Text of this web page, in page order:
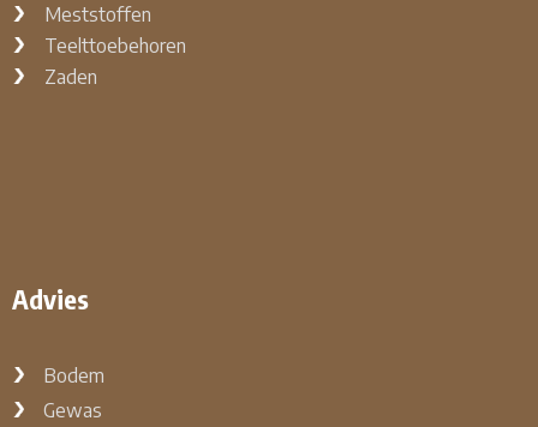
Meststoffen
Teelttoebehoren
Zaden
Advies
Bodem
Gewas